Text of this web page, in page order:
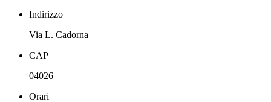
Indirizzo
Via L. Cadorna
CAP
04026
Orari